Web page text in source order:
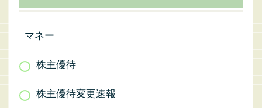
マネー
株主優待
株主優待変更速報